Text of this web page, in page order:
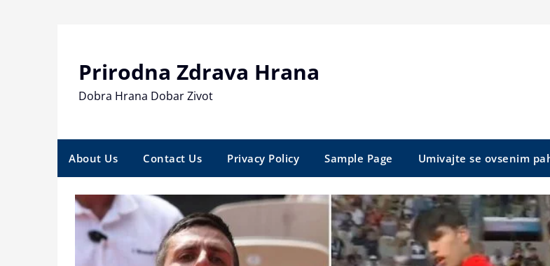
Prirodna Zdrava Hrana
Dobra Hrana Dobar Zivot
About Us Contact Us Privacy Policy Sample Page Umivajte se ovsenim